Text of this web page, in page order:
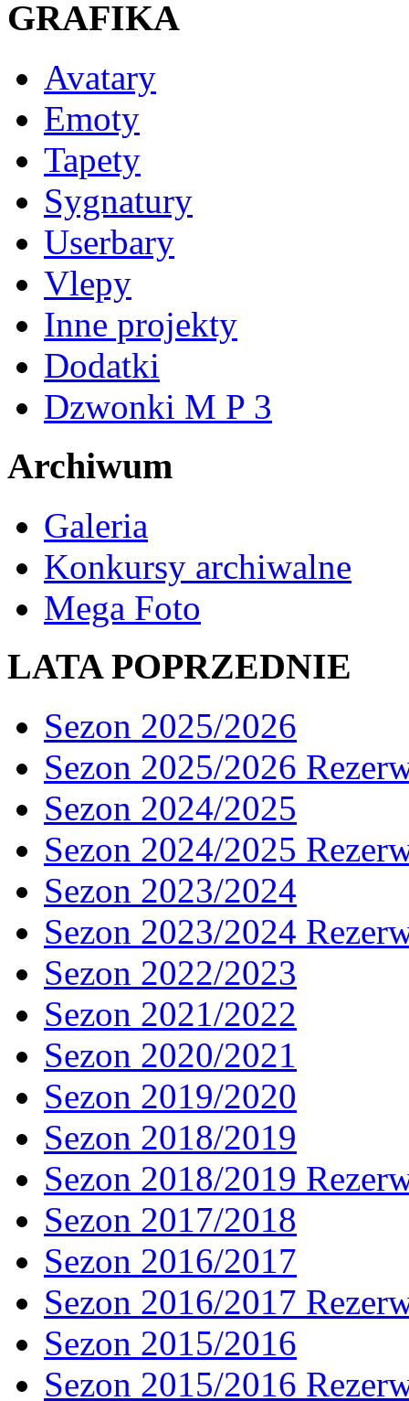
GRAFIKA
Avatary
Emoty
Tapety
Sygnatury
Userbary
Vlepy
Inne projekty
Dodatki
Dzwonki M P 3
Archiwum
Galeria
Konkursy archiwalne
Mega Foto
LATA POPRZEDNIE
Sezon 2025/2026
Sezon 2025/2026
Sezon 2024/2025
Sezon 2024/2025
Sezon 2023/2024
Sezon 2023/2024
Sezon 2022/2023
Sezon 2021/2022
Sezon 2020/2021
Sezon 2019/2020
Sezon 2018/2019
Sezon 2018/2019
Sezon 2017/2018
Sezon 2016/2017
Sezon 2016/2017
Sezon 2015/2016
Sezon 2015/2016